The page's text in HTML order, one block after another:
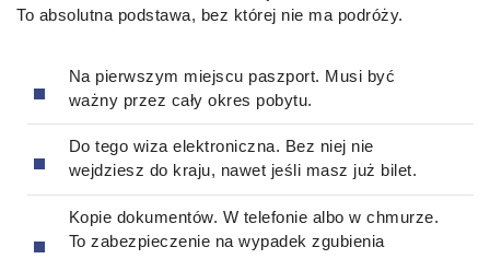
To absolutna podstawa, bez której nie ma podróży.
Na pierwszym miejscu paszport. Musi być
ważny przez cały okres pobytu.
Do tego wiza elektroniczna. Bez niej nie
wejdziesz do kraju, nawet jeśli masz już bilet.
Kopie dokumentów. W telefonie albo w chmurze.
To zabezpieczenie na wypadek zgubienia